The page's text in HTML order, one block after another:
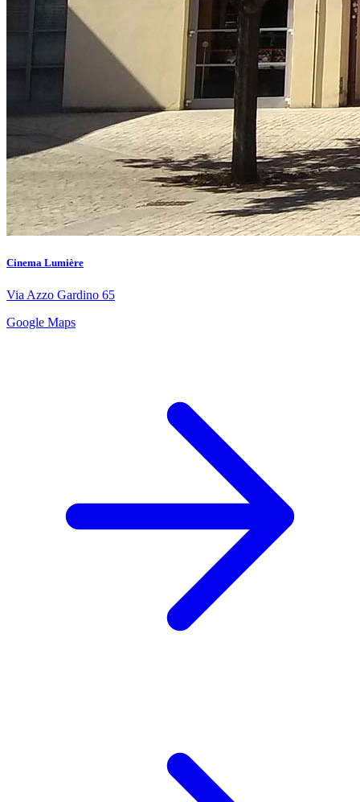
Cinema Lumière
Via Azzo Gardino 65
Google Maps